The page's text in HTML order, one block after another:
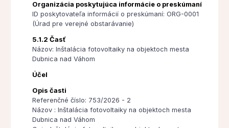
Organizácia poskytujúca informácie o preskúmaní
ID poskytovateľa informácií o preskúmaní: ORG-0001
(Úrad pre verejné obstarávanie)
5.1.2 Časť
Názov: Inštalácia fotovoltaiky na objektoch mesta
Dubnica nad Váhom
Účel
Opis časti
Referenčné číslo: 753/2026 - 2
Názov : Inštalácia fotovoltaiky na objektoch mesta
Dubnica nad Váhom